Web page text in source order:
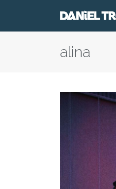
alina